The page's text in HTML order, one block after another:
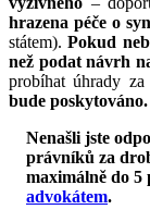
hrazena péče o
státem). Pokud
než podat návrh
probíhat úhrady
bude poskytováno.
Nenašli jste
právníků za
maximálně do 5
advokátem.